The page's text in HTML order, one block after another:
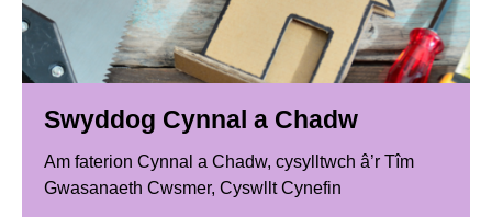
Swyddog Cynnal a Chadw
Am faterion Cynnal a Chadw, cysylltwch â’r Tîm
Gwasanaeth Cwsmer, Cyswllt Cynefin